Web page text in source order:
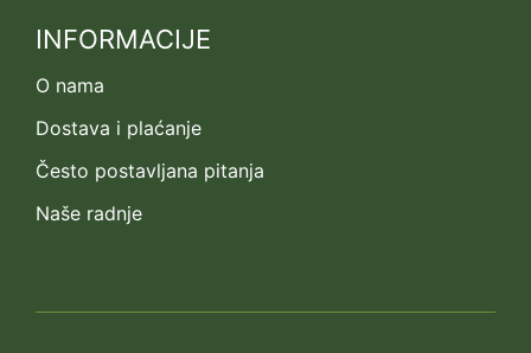
INFORMACIJE
O nama
Dostava i plaćanje
Često postavljana pitanja
Naše radnje